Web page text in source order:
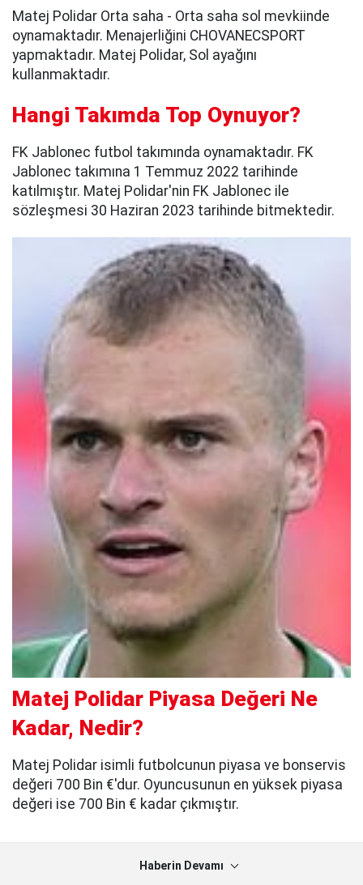
Matej Polidar Orta saha - Orta saha sol mevkiinde
oynamaktadır. Menajerliğini CHOVANECSPORT
yapmaktadır. Matej Polidar, Sol ayağını
kullanmaktadır.
Hangi Takımda Top Oynuyor?
FK Jablonec futbol takımında oynamaktadır. FK
Jablonec takımına 1 Temmuz 2022 tarihinde
katılmıştır. Matej Polidar'nin FK Jablonec ile
sözleşmesi 30 Haziran 2023 tarihinde bitmektedir.
Matej Polidar Piyasa Değeri Ne
Kadar, Nedir?
Matej Polidar isimli futbolcunun piyasa ve bonservis
değeri 700 Bin €'dur. Oyuncusunun en yüksek piyasa
değeri ise 700 Bin € kadar çıkmıştır.
Haberin Devamı